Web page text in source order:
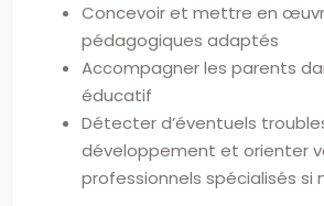
Concevoir et mettre en
pédagogiques adaptés
Accompagner les parents
éducatif
Détecter d’éventuels
développement et orienter
professionnels spécialisés si